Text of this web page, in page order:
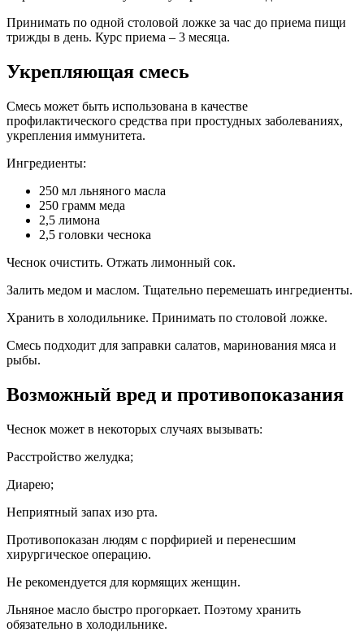
Принимать по одной столовой ложке за час до приема пищи
трижды в день. Курс приема – 3 месяца.
Укрепляющая смесь
Смесь может быть использована в качестве
профилактического средства при простудных заболеваниях,
укрепления иммунитета.
Ингредиенты:
250 мл льняного масла
250 грамм меда
2,5 лимона
2,5 головки чеснока
Чеснок очистить. Отжать лимонный сок.
Залить медом и маслом. Тщательно перемешать ингредиенты.
Хранить в холодильнике. Принимать по столовой ложке.
Смесь подходит для заправки салатов, маринования мяса и
рыбы.
Возможный вред и противопоказания
Чеснок может в некоторых случаях вызывать:
Расстройство желудка;
Диарею;
Неприятный запах изо рта.
Противопоказан людям с порфирией и перенесшим
хирургическое операцию.
Не рекомендуется для кормящих женщин.
Льняное масло быстро прогоркает. Поэтому хранить
обязательно в холодильнике.